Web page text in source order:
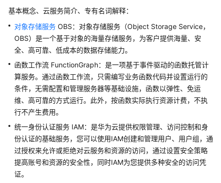
下
载
加
速
全
球
数
据
传
输
加
速
高
可
基本概念、云服务简介、专有名词解释：
对象存储服务 OBS：对象存储服务（Object Storage Service，
OBS）是一个基于对象的海量存储服务，为客户提供海量、安
全、高可靠、低成本的数据存储能力。
函数工作流 FunctionGraph：是一项基于事件驱动的函数托管计
算服务。通过函数工作流，只需编写业务函数代码并设置运行的
条件，无需配置和管理服务器等基础设施，函数以弹性、免运
维、高可靠的方式运行。此外，按函数实际执行资源计费，不执
行不产生费用。
统一身份认证服务 IAM：是华为云提供权限管理、访问控制和身
份认证的基础服务，您可以使用IAM创建和管理用户、用户组，通
过授权来允许或拒绝对云服务和资源的访问，通过设置安全策略
提高账号和资源的安全性，同时IAM为您提供多种安全的访问凭
证。